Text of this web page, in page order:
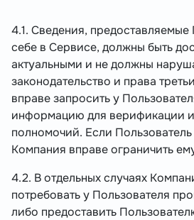
4.1. Сведения,
себе в Сервисе, должны быть
актуальными и не должны
законодательство и права
вправе запросить у
информацию для верификации
полномочий. Если Пользователь
Компания вправе ограничить
4.2. В отдельных случаях
потребовать у Пользователя
либо предоставить